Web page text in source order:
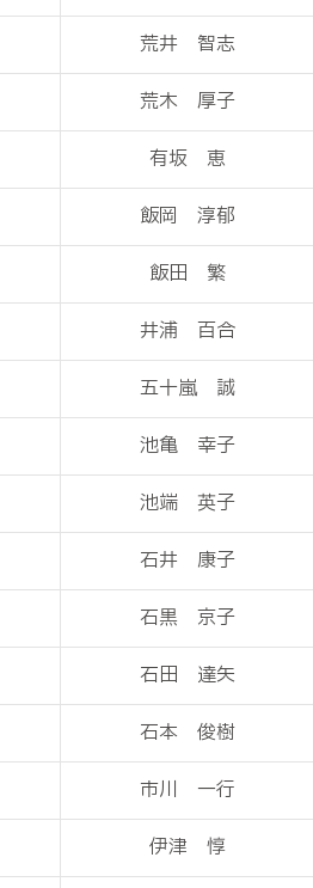
荒井 智志
荒木 厚子
有坂 恵
飯岡 淳郁
飯田 繁
井浦 百合
五十嵐 誠
池亀 幸子
池端 英子
石井 康子
石黒 京子
石田 達矢
石本 俊樹
市川 一行
伊津 惇